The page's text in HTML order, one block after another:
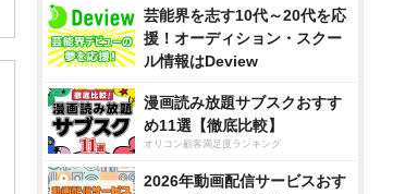
芸能界を志す10代～20代を応
援！オーディション・スクー
ル情報はDeview
漫画読み放題サブスクおすす
め11選【徹底比較】
オリコン顧客満足度ランキング
2026年動画配信サービスおす